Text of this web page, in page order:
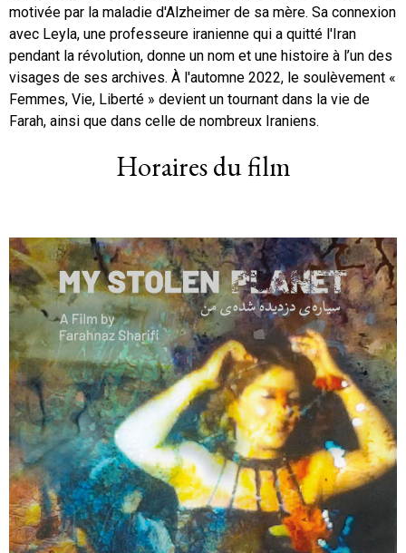
motivée par la maladie d'Alzheimer de sa mère. Sa connexion
avec Leyla, une professeure iranienne qui a quitté l'Iran
pendant la révolution, donne un nom et une histoire à l’un des
visages de ses archives. À l'automne 2022, le soulèvement «
Femmes, Vie, Liberté » devient un tournant dans la vie de
Farah, ainsi que dans celle de nombreux Iraniens.
Horaires du film